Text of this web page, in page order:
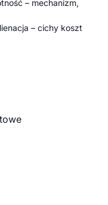
– mechanizm,
– cichy koszt